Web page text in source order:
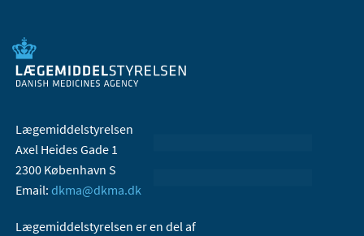
Lægemiddelstyrelsen
Axel Heides Gade 1
2300 København S
Email: dkma@dkma.dk
Lægemiddelstyrelsen er en del af